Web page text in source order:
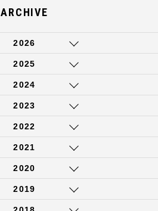
ARCHIVE
2026
2025
2024
2023
2022
2021
2020
2019